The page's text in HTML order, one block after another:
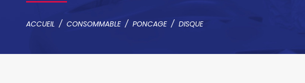
ACCUEIL CONSOMMABLE PONCAGE DISQUE